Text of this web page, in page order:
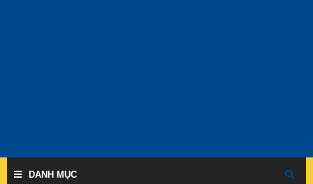
DANH MỤC